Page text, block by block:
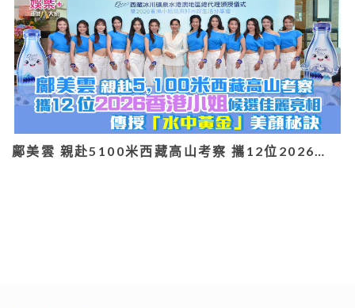
鄺美雲 親赴5100米西藏高山考察 攜12位2026…